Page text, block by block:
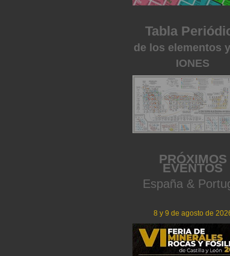
Tabla
de los elementos
IONES
PRÓXIMOS
EVENTOS
España &
8 y 9 de agosto de